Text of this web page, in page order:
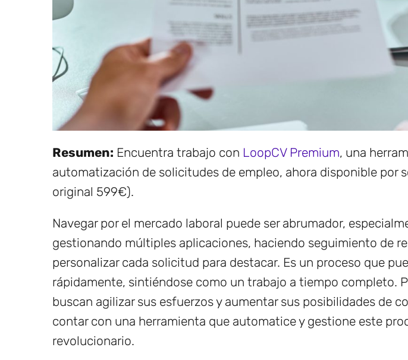
Resumen: Encuentra trabajo con LoopCV Premium, una
automatización de solicitudes de empleo, ahora disponible por
original 599€).
Navegar por el mercado laboral puede ser abrumador,
gestionando múltiples aplicaciones, haciendo seguimiento de
personalizar cada solicitud para destacar. Es un proceso que
rápidamente, sintiéndose como un trabajo a tiempo completo.
buscan agilizar sus esfuerzos y aumentar sus posibilidades de
contar con una herramienta que automatice y gestione este
revolucionario.